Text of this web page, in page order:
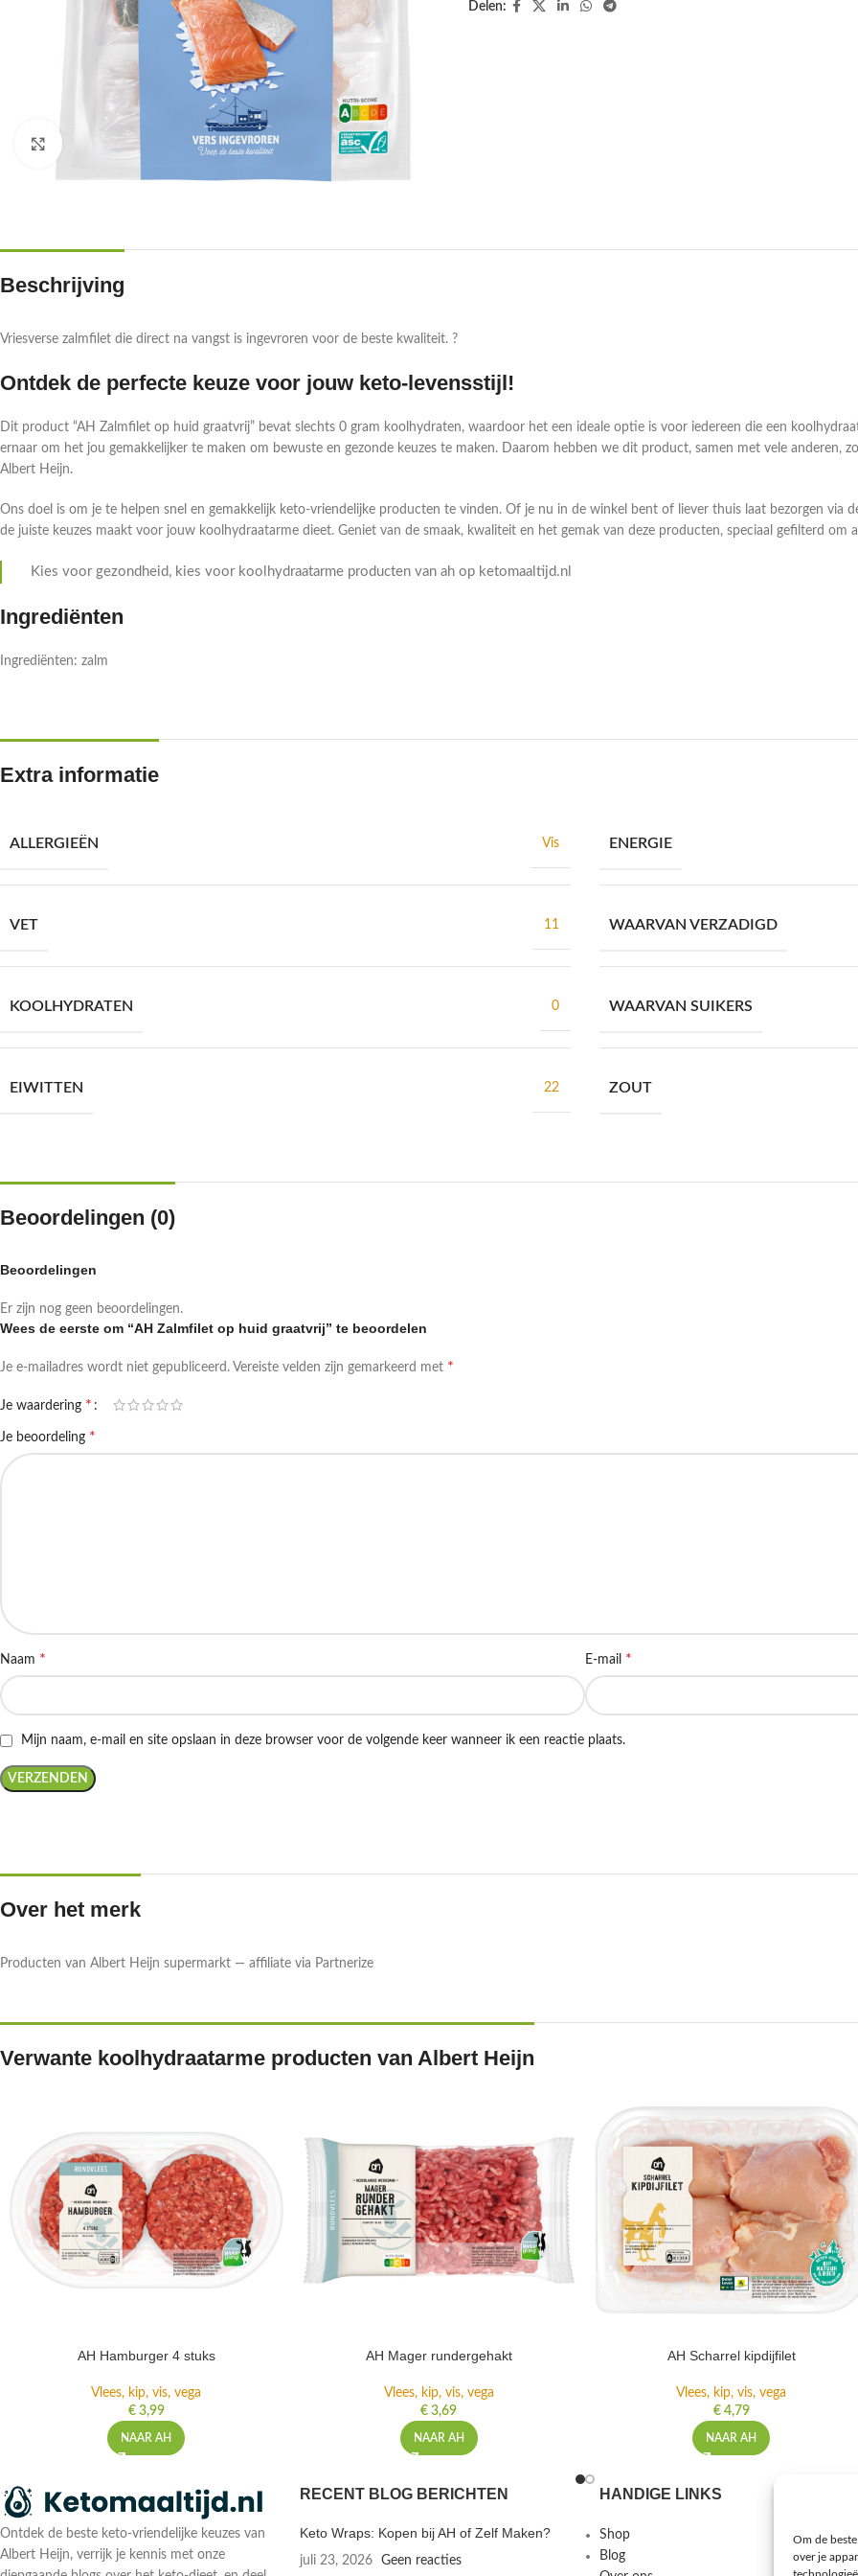
Om de
over je
Klik om te vergroten
Delen:
Beschrijving
Vriesverse zalmfilet die direct na vangst is ingevroren voor de beste kwaliteit. ?
Ontdek de perfecte keuze voor jouw keto-levensstijl!
Dit product “AH Zalmfilet op huid graatvrij” bevat slechts 0 gram koolhydraten, waardoor het een ideale optie is voor iedereen die een
ernaar om het jou gemakkelijker te maken om bewuste en gezonde keuzes te maken. Daarom hebben we dit product, samen met vele anderen,
Albert Heijn.
Ons doel is om je te helpen snel en gemakkelijk keto-vriendelijke producten te vinden. Of je nu in de winkel bent of liever thuis laat bezorgen via
de juiste keuzes maakt voor jouw koolhydraatarme dieet. Geniet van de smaak, kwaliteit en het gemak van deze producten, speciaal gefilterd
Kies voor gezondheid, kies voor koolhydraatarme producten van ah op ketomaaltijd.nl
Ingrediënten
Ingrediënten: zalm
Extra informatie
ALLERGIEËN Vis ENERGIE
VET 11 WAARVAN VERZADIGD
KOOLHYDRATEN 0 WAARVAN SUIKERS
EIWITTEN 22 ZOUT
Beoordelingen (0)
Beoordelingen
Er zijn nog geen beoordelingen.
Wees de eerste om “AH Zalmfilet op huid graatvrij” te beoordelen
Je e-mailadres wordt niet gepubliceerd. Vereiste velden zijn gemarkeerd met *
Je waardering *
Je beoordeling *
Naam * E-mail *
Mijn naam, e-mail en site opslaan in deze browser voor de volgende keer wanneer ik een reactie plaats.
Over het merk
Producten van Albert Heijn supermarkt — affiliate via Partnerize
Verwante koolhydraatarme producten van Albert Heijn
AH Hamburger 4 stuks
Vlees, kip, vis, vega
€3,99
NAAR AH
AH Mager rundergehakt
Vlees, kip, vis, vega
€ 3,69
NAAR AH
AH Scharrel kipdijfilet
Vlees, kip, vis, vega
€4,79
NAAR AH
Ontdek de beste keto-vriendelijke keuzes van
Albert Heijn, verrijk je kennis met onze
RECENT BLOG BERICHTEN
Keto Wraps: Kopen bij AH of Zelf Maken?
juli 23, 2026 Geen reacties
HANDIGE LINKS
Shop
Blog